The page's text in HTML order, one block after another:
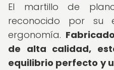
El martillo de
reconocido por su
ergonomía.
de alta calidad,
equilibrio perfecto y